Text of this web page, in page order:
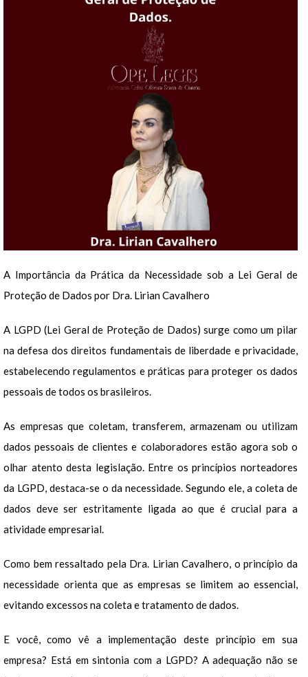
A Importância da Prática da Necessidade sob a Lei Geral de
Proteção de Dados por Dra. Lirian Cavalhero
A LGPD (Lei Geral de Proteção de Dados) surge como um pilar
na defesa dos direitos fundamentais de liberdade e privacidade,
estabelecendo regulamentos e práticas para proteger os dados
pessoais de todos os brasileiros.
As empresas que coletam, transferem, armazenam ou utilizam
dados pessoais de clientes e colaboradores estão agora sob o
olhar atento desta legislação. Entre os princípios norteadores
da LGPD, destaca-se o da necessidade. Segundo ele, a coleta de
dados deve ser estritamente ligada ao que é crucial para a
atividade empresarial.
Como bem ressaltado pela Dra. Lirian Cavalhero, o princípio da
necessidade orienta que as empresas se limitem ao essencial,
evitando excessos na coleta e tratamento de dados.
E você, como vê a implementação deste princípio em sua
empresa? Está em sintonia com a LGPD? A adequação não se